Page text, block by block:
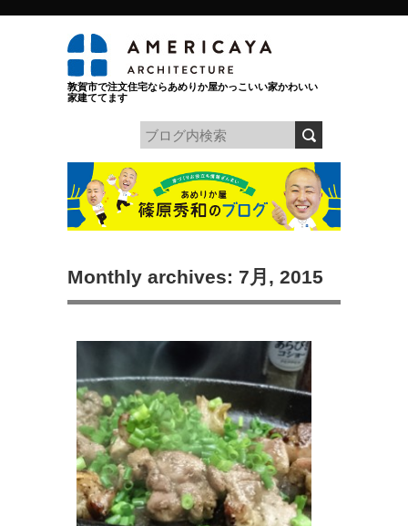
敦賀市で注文住宅ならあめりか屋かっこいい家かわいい
家建ててます
Monthly archives: 7月, 2015